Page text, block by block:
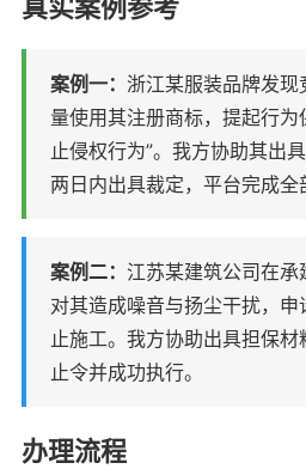
真实案例参考
案例一： 浙江某服装品牌发
量使用其注册商标，提起行为
止侵权行为”。我方协助其出
两日内出具裁定，平台完成全
案例二： 江苏某建筑公司在
对其造成噪音与扬尘干扰，
止施工。我方协助出具担保
止令并成功执行。
办理流程